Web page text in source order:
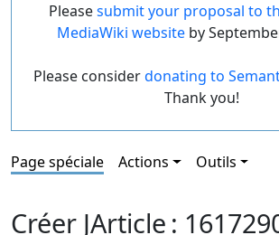
Pleasesubmit your proposal to
MediaWiki websiteby
Please considerdonating to
Thank you!
Page spéciale Actions Outils
Créer JArticle :